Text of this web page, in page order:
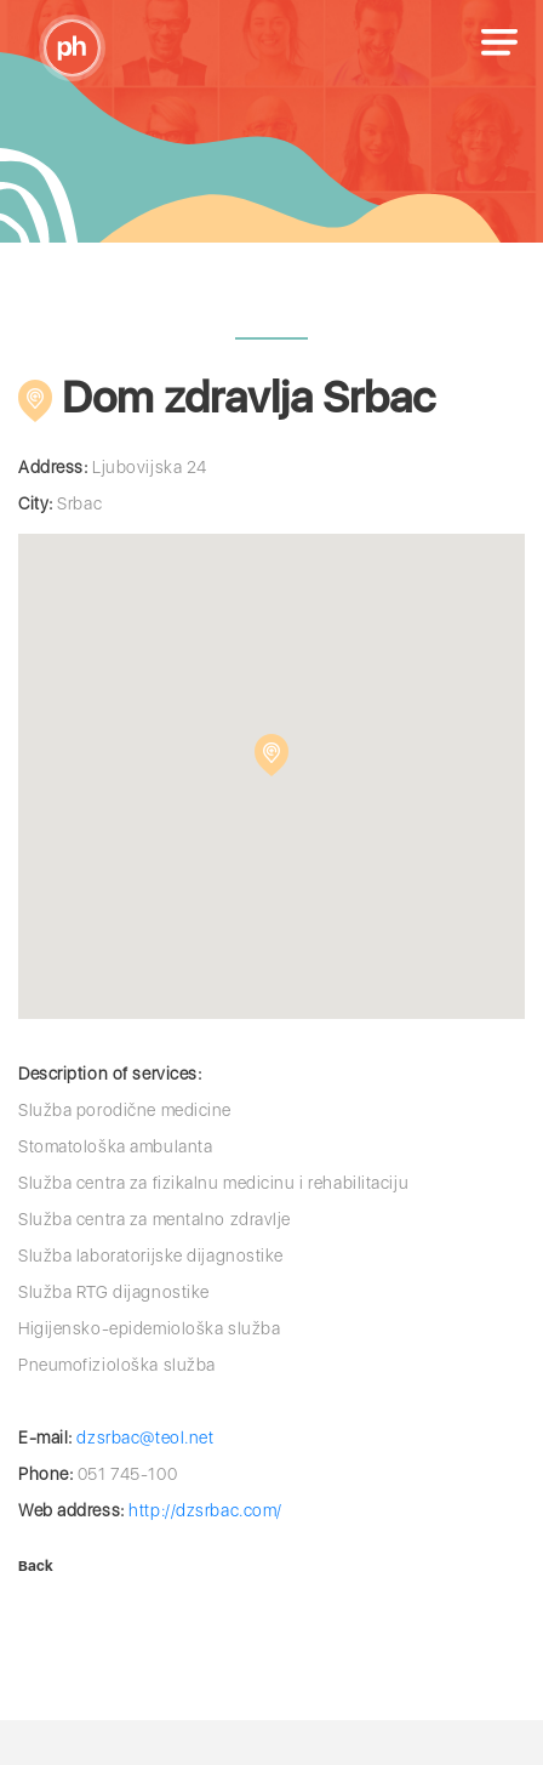
Dom zdravlja Srbac
Address: Ljubovijska 24
City: Srbac
Description of services:
Služba porodične medicine
Stomatološka ambulanta
Služba centra za fizikalnu medicinu i rehabilitaciju
Služba centra za mentalno zdravlje
Služba laboratorijske dijagnostike
Služba RTG dijagnostike
Higijensko-epidemiološka služba
Pneumofiziološka služba
E-mail: dzsrbac@teol.net
Phone: 051 745-100
Web address: http://dzsrbac.com/
Back